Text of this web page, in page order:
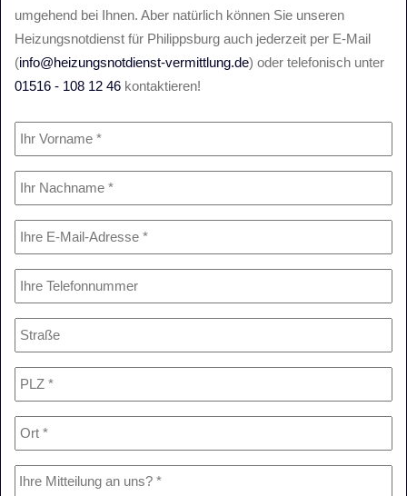
umgehend bei Ihnen. Aber natürlich können Sie unseren
Heizungsnotdienst für Philippsburg auch jederzeit per E-Mail
(info@heizungsnotdienst-vermittlung.de) oder telefonisch unter
01516 - 108 12 46 kontaktieren!